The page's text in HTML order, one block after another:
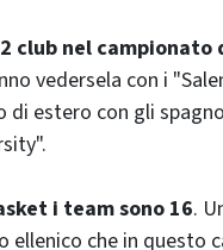
club nel campionato
vedersela con i
di estero con gli
i team sono 16.
ellenico che in questo